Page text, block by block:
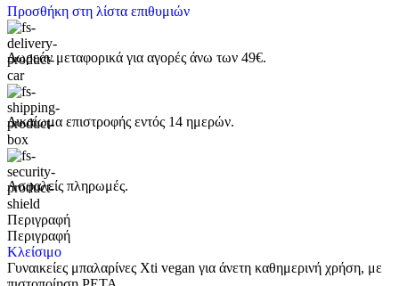
Προσθήκη στη λίστα επιθυμιών
Δωρεάν μεταφορικά για αγορές άνω των 49€.
Δικαίωμα επιστροφής εντός 14 ημερών.
Ασφαλείς πληρωμές.
Περιγραφή
Περιγραφή
Κλείσιμο
Γυναικείες μπαλαρίνες Xti vegan για άνετη καθημερινή χρήση, με